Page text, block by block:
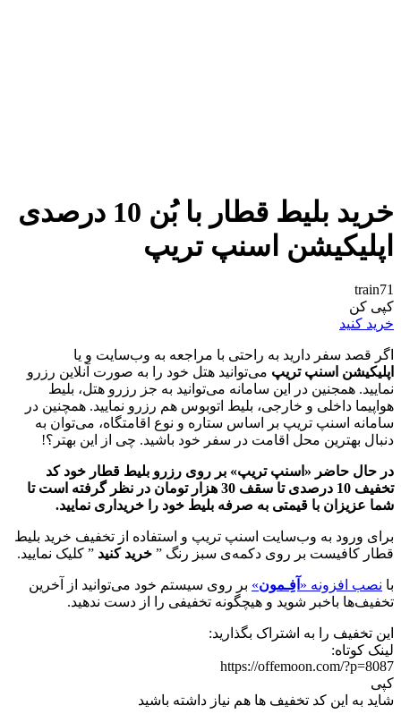
خرید بلیط قطار با بُن 10 درصدی
اپلیکیشن اسنپ تریپ
train71
کپی کن
خرید کنید
اگر قصد سفر دارید به راحتی با مراجعه به وب‌سایت و یا
اپلیکیشن اسنپ تریپ می‌توانید هتل خود را به صورت آنلاین رزرو
نمایید. همجنین در این سامانه می‌توانید به جز رزرو هتل، بلیط
هواپیما داخلی و خارجی، بلیط اتوبوس هم رزرو نمایید. همچنین در
سامانه اسنپ تریپ بر اساس ستاره و نوع اقامتگاه، می‌توان به
دنبال بهترین محل اقامت در سفر خود باشید. چی از این بهتر؟!
در حال حاضر «اسنپ تریپ» بر روی رزرو بلیط قطار خود کد
تخفیف 10 درصدی تا سقف 30 هزار تومان در نظر گرفته است تا
شما عزیزان با قیمتی به صرفه بلیط خود را خریداری نمایید.
برای ورود به وب‌سایت اسنپ تریپ و استفاده از تخفیف خرید بلیط
قطار کافیست بر روی دکمه‌ی سبز رنگ ” خرید کنید ” کلیک نمایید.
با نصب افزونه « آفِـمون» بر روی سیستم خود می‌توانید از آخرین
تخفیف‌ها باخبر شوید و هیچگونه تخفیفی را از دست ندهید.
این تخفیف را به اشتراک بگذارید:
لینک کوتاه:
https://offemoon.com/?p=8087
کپی
شاید به این کد تخفیف ها هم نیاز داشته باشید